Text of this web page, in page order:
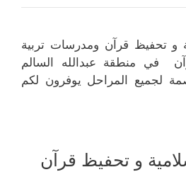
و تحفيظ قرآن ومدرسات تربية
في منطقة عبدالله السالم
لجميع المراحل يوفرون لكم
و تحفيظ قرآن